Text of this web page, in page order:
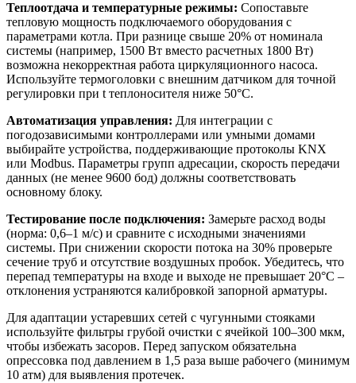
Теплоотдача и температурные режимы: Сопоставьте
тепловую мощность подключаемого оборудования с
параметрами котла. При разнице свыше 20% от номинала
системы (например, 1500 Вт вместо расчетных 1800 Вт)
возможна некорректная работа циркуляционного насоса.
Используйте термоголовки с внешним датчиком для точной
регулировки при t теплоносителя ниже 50°C.
Автоматизация управления: Для интеграции с
погодозависимыми контроллерами или умными домами
выбирайте устройства, поддерживающие протоколы KNX
или Modbus. Параметры групп адресации, скорость передачи
данных (не менее 9600 бод) должны соответствовать
основному блоку.
Тестирование после подключения: Замерьте расход воды
(норма: 0,6–1 м/с) и сравните с исходными значениями
системы. При снижении скорости потока на 30% проверьте
сечение труб и отсутствие воздушных пробок. Убедитесь, что
перепад температуры на входе и выходе не превышает 20°C –
отклонения устраняются калибровкой запорной арматуры.
Для адаптации устаревших сетей с чугунными стояками
используйте фильтры грубой очистки с ячейкой 100–300 мкм,
чтобы избежать засоров. Перед запуском обязательна
опрессовка под давлением в 1,5 раза выше рабочего (минимум
10 атм) для выявления протечек.